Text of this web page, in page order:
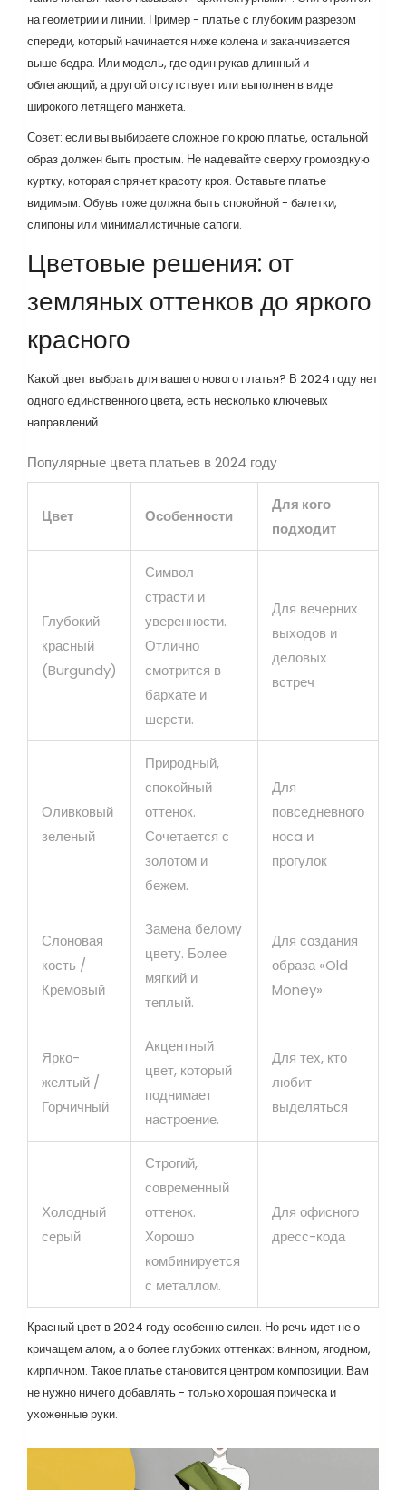
на геометрии и линии. Пример - платье с глубоким разрезом
спереди, который начинается ниже колена и заканчивается
выше бедра. Или модель, где один рукав длинный и
облегающий, а другой отсутствует или выполнен в виде
широкого летящего манжета.
Совет: если вы выбираете сложное по крою платье, остальной
образ должен быть простым. Не надевайте сверху громоздкую
куртку, которая спрячет красоту кроя. Оставьте платье
видимым. Обувь тоже должна быть спокойной - балетки,
слипоны или минималистичные сапоги.
Цветовые решения: от
земляных оттенков до яркого
красного
Какой цвет выбрать для вашего нового платья? В 2024 году нет
одного единственного цвета, есть несколько ключевых
направлений.
Популярные цвета платьев в 2024 году
Цвет Особенности
Для кого
подходит
Глубокий
красный
(Burgundy)
Символ
страсти и
уверенности.
Отлично
смотрится в
бархате и
шерсти.
Для вечерних
выходов и
деловых
встреч
Оливковый
зеленый
Природный,
спокойный
оттенок.
Сочетается с
золотом и
бежем.
Для
повседневного
носa и
прогулок
Слоновая
кость /
Кремовый
Замена белому
цвету. Более
мягкий и
теплый.
Для создания
образа «Old
Money»
Ярко-
желтый /
Горчичный
Акцентный
цвет, который
поднимает
настроение.
Для тех, кто
любит
выделяться
Холодный
серый
Строгий,
современный
оттенок.
Хорошо
комбинируется
с металлом.
Для офисного
дресс-кода
Красный цвет в 2024 году особенно силен. Но речь идет не о
кричащем алом, а о более глубоких оттенках: винном, ягодном,
кирпичном. Такое платье становится центром композиции. Вам
не нужно ничего добавлять - только хорошая прическа и
ухоженные руки.